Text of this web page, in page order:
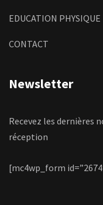
EDUCATION PHYSIQUE
CONTACT
Newsletter
Recevez les dernières
réception
[mc4wp_form